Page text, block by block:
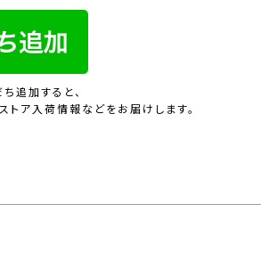
追加すると、
トア入荷情報などをお届けします。